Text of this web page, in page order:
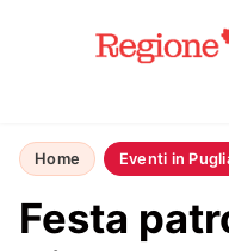
Home Eventi in
Festa